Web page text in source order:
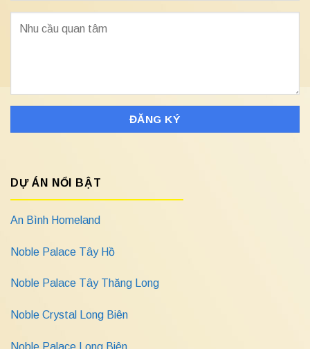
DỰ ÁN NỔI BẬT
An Bình Homeland
Noble Palace Tây Hồ
Noble Palace Tây Thăng Long
Noble Crystal Long Biên
Noble Palace Long Biên